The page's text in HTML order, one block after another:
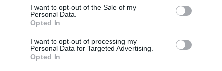
consent section.
I want to opt-out of the Sale of my
Personal Data.
Opted In
I want to opt-out of processing my
Personal Data for Targeted Advertising.
Opted In
NEWS